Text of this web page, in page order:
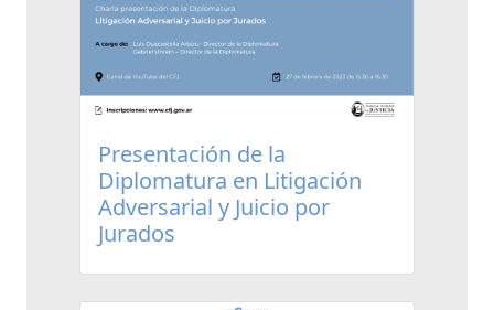
Presentación de la
Diplomatura en Litigación
Adversarial y Juicio por
Jurados